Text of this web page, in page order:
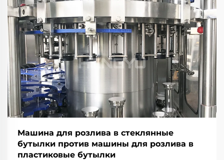
Машина для розлива в стеклянные
бутылки против машины для розлива в
пластиковые бутылки